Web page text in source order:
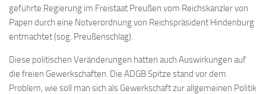
geführte Regierung im Freistaat Preußen vom Reichskanzler von
Papen durch eine Notverordnung von Reichspräsident Hindenburg
entmachtet (sog. Preußenschlag).
Diese politischen Veränderungen hatten auch Auswirkungen auf
die freien Gewerkschaften. Die ADGB Spitze stand vor dem
Problem, wie soll man sich als Gewerkschaft zur allgemeinen Politik